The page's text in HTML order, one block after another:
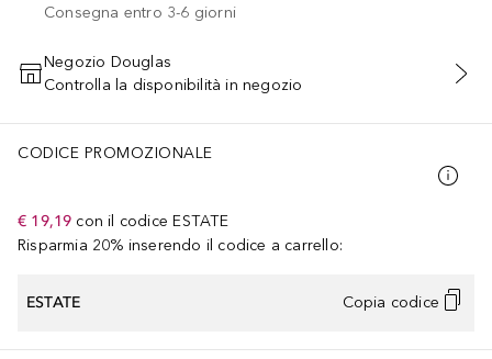
Consegna entro 3-6 giorni
AGGIUNGI AL CARRELLO
Negozio Douglas
Controlla la disponibilità in negozio
CODICE PROMOZIONALE
€ 19,19 con il codice ESTATE
Risparmia 20% inserendo il codice a carrello:
ESTATE Copia codice